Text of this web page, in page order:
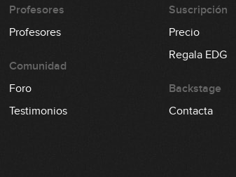
Profesores
Profesores
Comunidad
Foro
Testimonios
Suscripción
Precio
Regala EDG
Backstage
Contacta